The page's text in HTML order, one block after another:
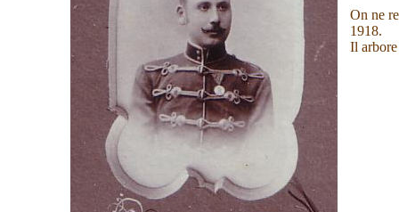
On ne
1918.
Il